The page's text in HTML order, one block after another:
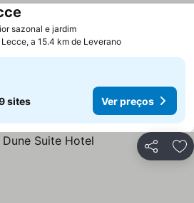
sazonal e jardimVer preços
Lecce, a 15.4 km de Leverano
sites Ver preços
Partilhar